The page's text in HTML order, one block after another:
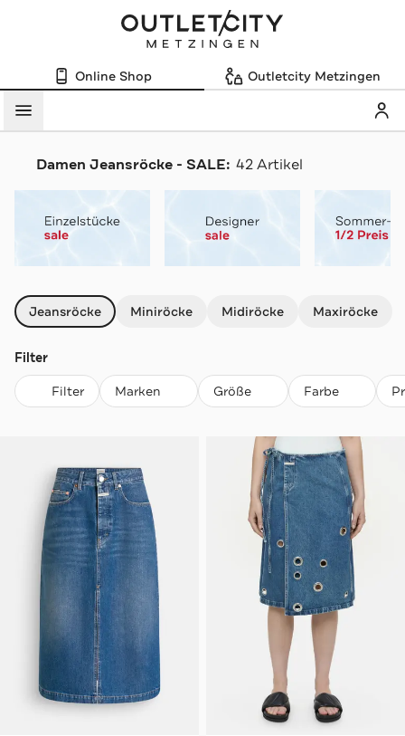
Online Shop Outletcity Metzingen
Menü
Damen Jeansröcke - SALE: 42 Artikel
Jeansröcke Miniröcke Midiröcke Maxiröcke
Filter
Filter Marken Größe Farbe